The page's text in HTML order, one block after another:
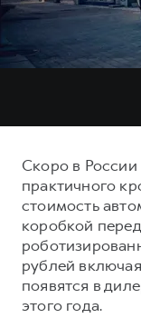
от 2 899 000 ₽
Трейд-ин
Страхование
Кредит
Для малого
Нулевое ТО
GWM
Гарантия HAVAL
Мобильное
Наша команда
Скоро в
практичного
стоимость
коробкой
рублей
появятся в
этого года.